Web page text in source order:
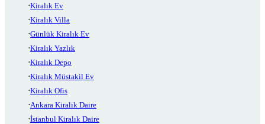
Kiralık Ev
Kiralık Villa
Günlük Kiralık Ev
Kiralık Yazlık
Kiralık Depo
Kiralık Müstakil Ev
Kiralık Ofis
Ankara Kiralık Daire
İstanbul Kiralık Daire